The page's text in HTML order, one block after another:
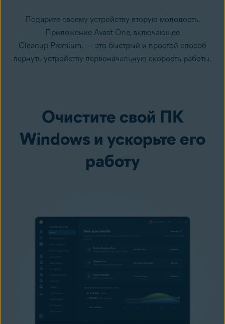
Подарите своему устройству вторую молодость.
Приложение Avast One, включающее
Cleanup Premium, — это быстрый и простой способ
вернуть устройству первоначальную скорость работы.
Очистите свой ПК
Windows и ускорьте его
работу